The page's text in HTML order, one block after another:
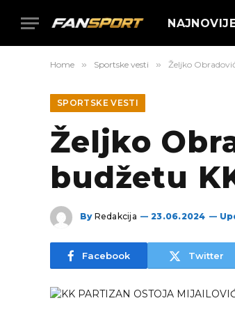
Home » Sportske vesti » Željko
SPORTSKE VESTI
Željko
budžetu
By Redakcija 23.06.2024
Facebook Twitter